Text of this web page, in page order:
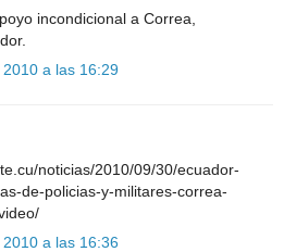
incondicional a Correa,
a las 16:29
noticias/2010/09/30/ecuador-
de-policias-y-militares-correa-
a las 16:36